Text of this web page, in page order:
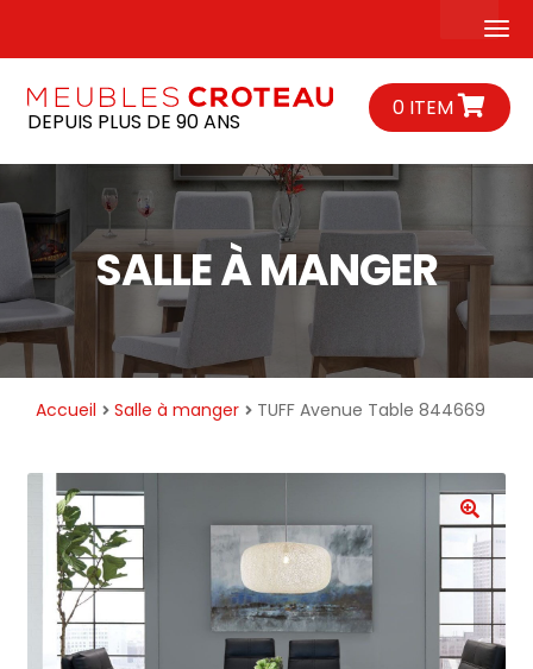
NAVIGATION
SALON
Ouvrir
le
sous-
SALLE À MANGER
CHAMBRE
MATELAS
À PROPOS
SERVICES
CARRIÈRES
CONTACT
MON COMPTE
DEPUIS PLUS DE 90 ANS
0 ITEM
SALLE À MANGER
Accueil Salle à manger TUFF Avenue Table 844669
🔍